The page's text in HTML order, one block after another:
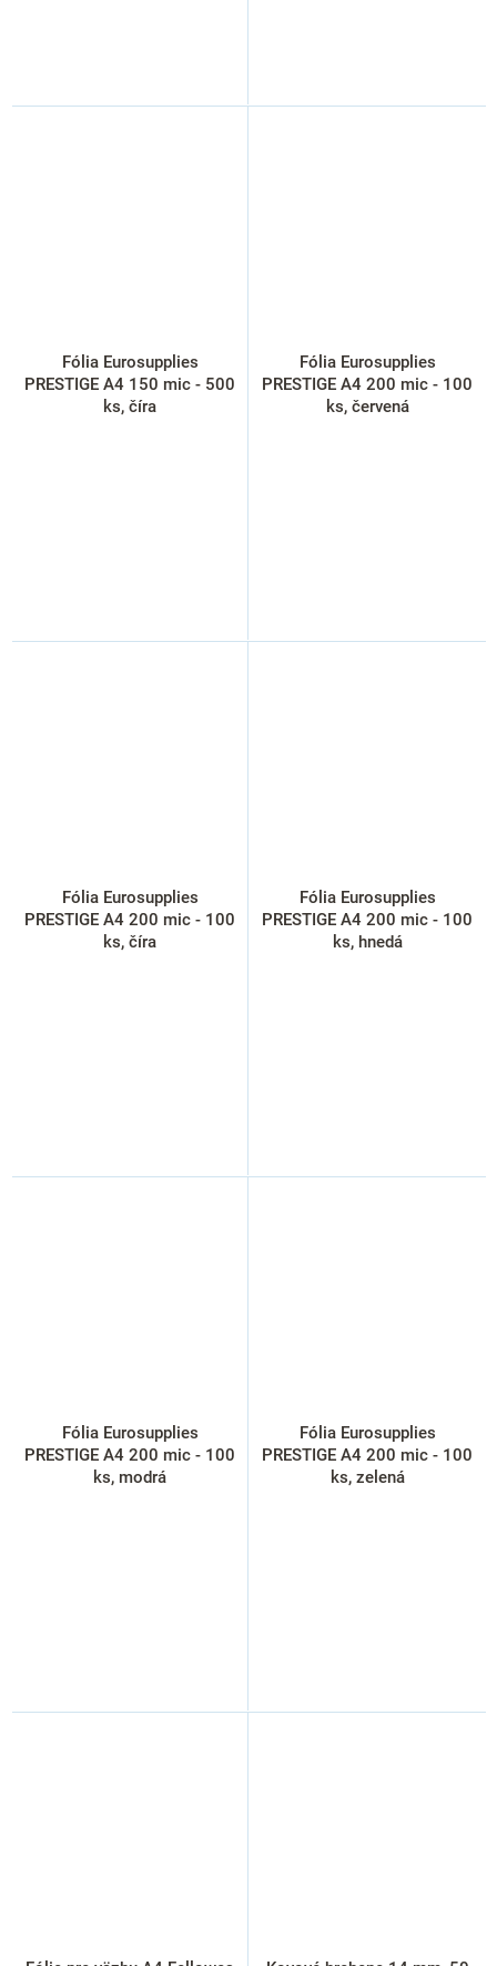
Fólia Eurosupplies
PRESTIGE A4 150 mic - 500
ks, číra
Fólia Eurosupplies
PRESTIGE A4 200 mic - 100
ks, červená
Fólia Eurosupplies
PRESTIGE A4 200 mic - 100
ks, číra
Fólia Eurosupplies
PRESTIGE A4 200 mic - 100
ks, hnedá
Fólia Eurosupplies
PRESTIGE A4 200 mic - 100
ks, modrá
Fólia Eurosupplies
PRESTIGE A4 200 mic - 100
ks, zelená